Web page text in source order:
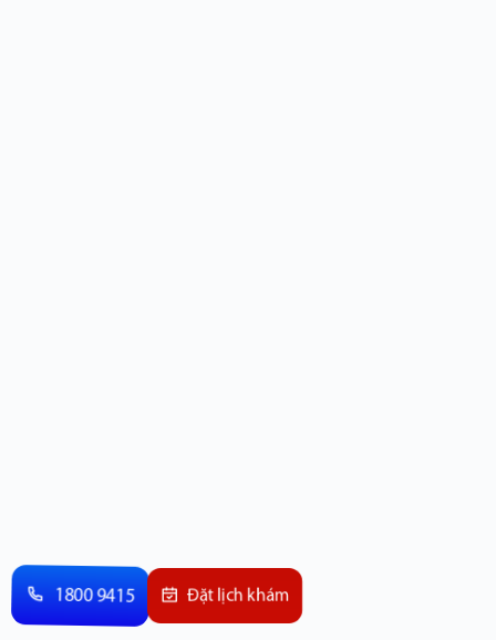
1800 9415 Đặt lịch khám